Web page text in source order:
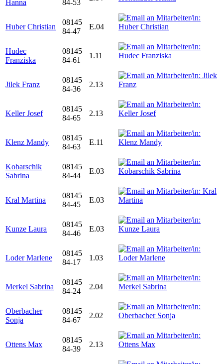
Hanna
84-53
Huber Christian
08145
84-47
E.04
Hudec
Franziska
08145
84-61
1.11
Jilek Franz
08145
84-36
2.13
Keller Josef
08145
84-65
2.13
Klenz Mandy
08145
84-63
E.11
Kobarschik
Sabrina
08145
84-44
E.03
Kral Martina
08145
84-45
E.03
Kunze Laura
08145
84-46
E.03
Loder Marlene
08145
84-17
1.03
Merkel Sabrina
08145
84-24
2.04
Oberbacher
Sonja
08145
84-67
2.02
Ottens Max
08145
84-39
2.13